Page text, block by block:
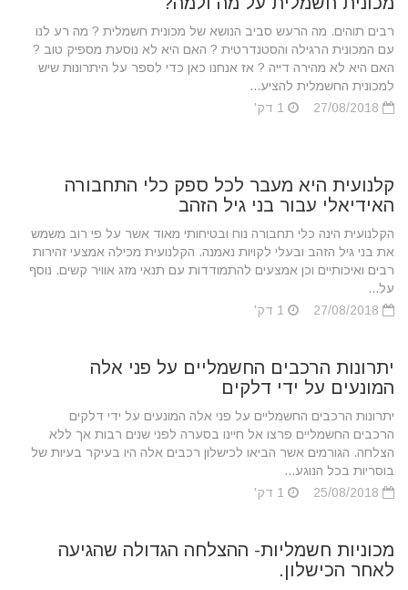
רבים תוהים. מה הרעש סביב הנושא של מכונית חשמלית ? מה רע לנו
עם המכונית הרגילה והסטנדרטית ? האם היא לא נוסעת מספיק טוב ?
האם היא לא מהירה דייה ? אז אנחנו כאן כדי לספר על היתרונות שיש
למכונית החשמלית להציע...
קלנועית היא מעבר לכל ספק כלי התחבורה
האידיאלי עבור בני גיל הזהב
הקלנועית הינה כלי תחבורה נוח ובטיחותי מאוד אשר על פי רוב משמש
את בני גיל הזהב ובעלי לקויות נאמנה. הקלנועית מכילה אמצעי זהירות
רבים ואיכותיים וכן אמצעים להתמודדות עם תנאי מזג אוויר קשים. נוסף
על...
יתרונות הרכבים החשמליים על פני אלה
המונעים על ידי דלקים
יתרונות הרכבים החשמליים על פני אלה המונעים על ידי דלקים
הרכבים החשמליים פרצו אל חיינו בסערה לפני שנים רבות אך ללא
הצלחה. הגורמים אשר הביאו לכישלון רכבים אלה היו בעיקר בעיות של
בוסריות בכל הנוגע...
מכוניות חשמליות- ההצלחה הגדולה שהגיעה
לאחר הכישלון.